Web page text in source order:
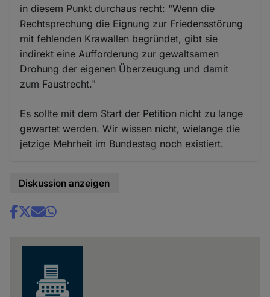
in diesem Punkt durchaus recht: "Wenn die
Rechtsprechung die Eignung zur Friedensstörung
mit fehlenden Krawallen begründet, gibt sie
indirekt eine Aufforderung zur gewaltsamen
Drohung der eigenen Überzeugung und damit
zum Faustrecht."
Es sollte mit dem Start der Petition nicht zu lange
gewartet werden. Wir wissen nicht, wielange die
jetzige Mehrheit im Bundestag noch existiert.
Diskussion anzeigen
Share